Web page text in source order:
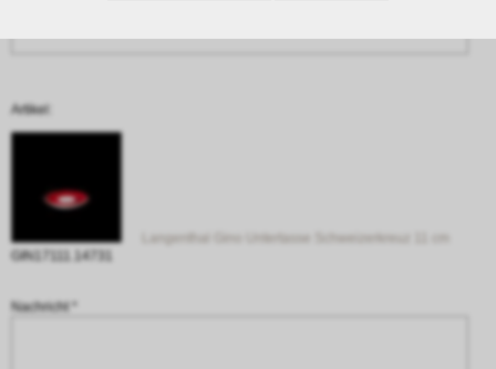
Artikel:
Langenthal Gino Untertasse Schweizerkreuz 11 cm
GIN17111.14731
Nachricht *